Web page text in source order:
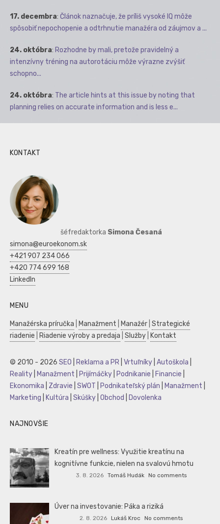
17. decembra: Článok naznačuje, že príliš vysoké IQ môže
spôsobiť nepochopenie a odtrhnutie manažéra od záujmov a ...
24. októbra: Rozhodne by mali, pretože pravidelný a
intenzívny tréning na autorotáciu môže výrazne zvýšiť
schopno...
24. októbra: The article hints at this issue by noting that
planning relies on accurate information and is less e...
KONTAKT
šéfredaktorka Simona Česaná
simona@euroekonom.sk
+421 907 234 066
+420 774 699 168
LinkedIn
MENU
Manažérska príručka Manažment Manažér Strategické
riadenie
Riadenie výroby a predaja Služby Kontakt
© 2010 - 2026 SEO Reklama a PR Vrtuľníky Autoškola
Reality
Manažment Prijímáčky Podnikanie Financie
Ekonomika
Zdravie SWOT Podnikateľský plán Manažment
Marketing
Kultúra Skúšky Obchod Dovolenka
NAJNOVŠIE
Kreatín pre wellness: Využitie kreatínu na
kognitívne funkcie, nielen na svalovú hmotu
3. 8. 2026 Tomáš Hudák No comments
Úver na investovanie: Páka a riziká
2. 8. 2026 Lukáš Kroc No comments